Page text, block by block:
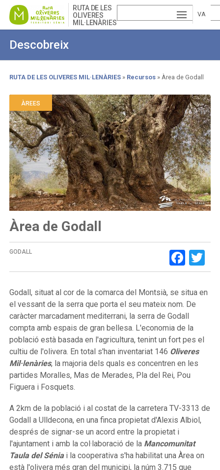
Skip
main
RUTA DE LES
OLIVERES
MIL·LENÀRIES
VA
Descobreix
Breadcrumb
RUTA DE LES OLIVERES MIL·LENÀRIES Recursos Àrea de Godall
ÀREES
Àrea de Godall
GODALL
Godall, situat al cor de la comarca del Montsià, se situa en
el vessant de la serra que porta el seu mateix nom. De
caràcter marcadament mediterrani, la serra de Godall
compta amb espais de gran bellesa. L'economia de la
població està basada en l'agricultura, tenint un fort pes el
cultiu de l'olivera. En total s'han inventariat 146 Oliveres
Mil·lenàries, la majoria dels quals es concentren en les
partides Moralles, Mas de Merades, Pla del Rei, Pou
Figuera i Fosquets.
A 2km de la població i al costat de la carretera TV-3313 de
Godall a Ulldecona, en una finca propietat d'Alexis Albiol,
després de signar-se un acord entre la propietat i
l'ajuntament i amb la col·laboració de la Mancomunitat
Taula del Séniai la cooperativa s'ha habilitat una Àrea on
està l'olivera més gran del municipi, la núm 3.715 que